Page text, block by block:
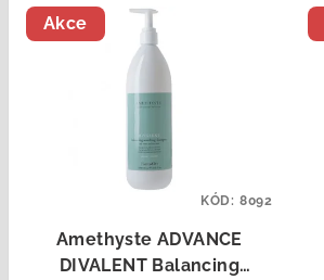
e
V
ý
Akce
Amethyste ADVANCE
DIVALENT Balancing
KÓD: 8092